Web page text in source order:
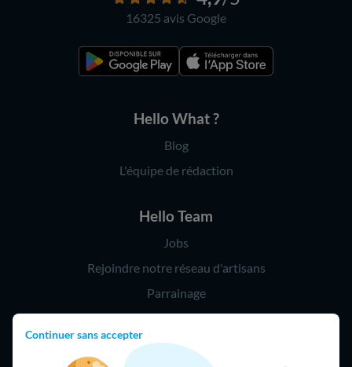
Continuer sans accepter
16325 avis Google
Hello What ?
Blog
L'équipe de rédaction
Hello Team
Jobs
Rejoindre notre réseau d'artisans
Parrainage
Hello !